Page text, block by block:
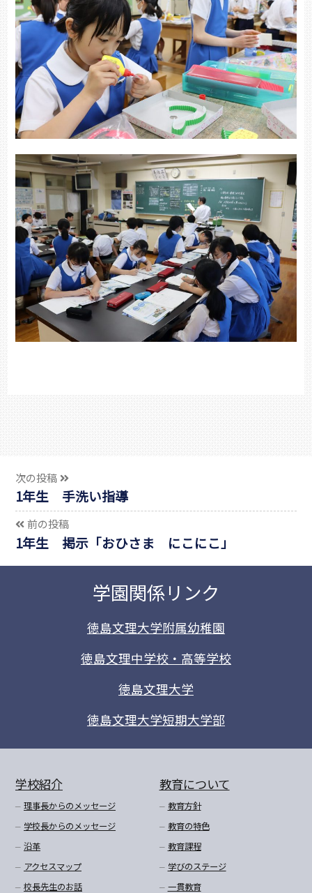
次の投稿
1年生 手洗い指導
前の投稿
1年生 掲示「おひさま にこにこ」
学園関係リンク
徳島文理大学附属幼稚園
徳島文理中学校・高等学校
徳島文理大学
徳島文理大学短期大学部
学校紹介
理事長からのメッセージ
学校長からのメッセージ
沿革
アクセスマップ
校長先生のお話
教育について
教育方針
教育の特色
教育課程
学びのステージ
一貫教育